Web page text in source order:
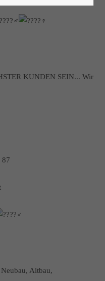
KUNDEN SEIN... Wir
87
Altbau,